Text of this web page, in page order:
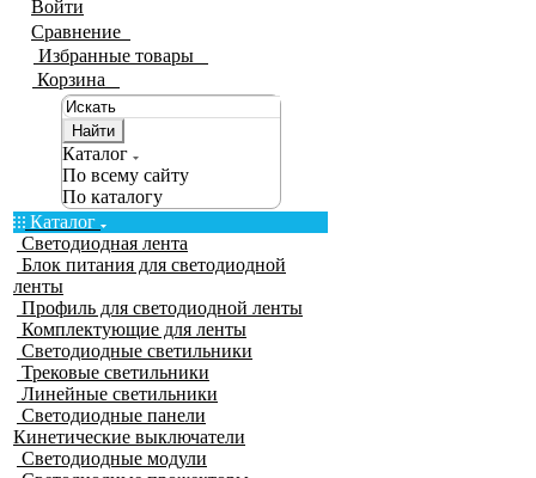
Войти
Сравнение
Избранные товары
Корзина
Найти
Каталог
По всему сайту
По каталогу
Каталог
Светодиодная лента
Блок питания для светодиодной
ленты
Профиль для светодиодной ленты
Комплектующие для ленты
Светодиодные светильники
Трековые светильники
Линейные светильники
Светодиодные панели
Кинетические выключатели
Светодиодные модули